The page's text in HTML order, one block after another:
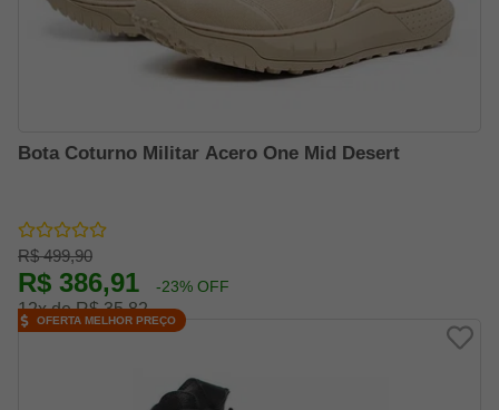
Bota Coturno Militar Acero One Mid Desert
R$ 499,90
R$ 386,91 -23% OFF
12x de R$ 35,82
OFERTA MELHOR PREÇO